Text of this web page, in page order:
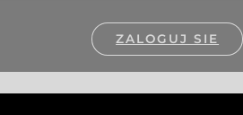
ZALOGUJ SIE